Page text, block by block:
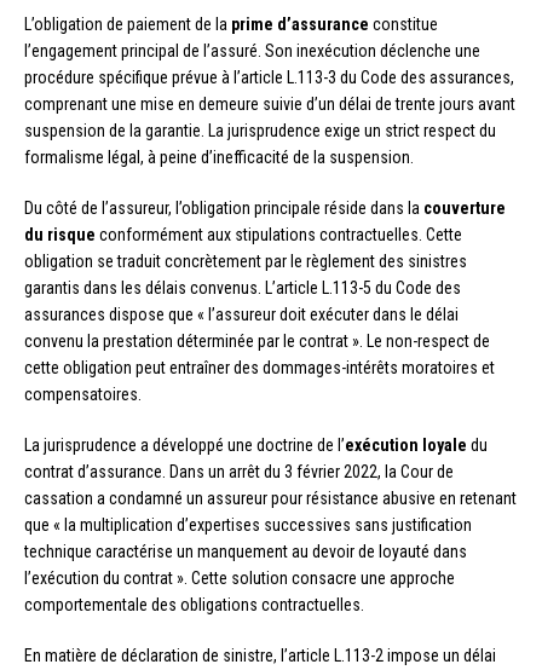
L’obligation de paiement de la prime d’assurance constitue
l’engagement principal de l’assuré. Son inexécution déclenche une
procédure spécifique prévue à l’article L.113-3 du Code des assurances,
comprenant une mise en demeure suivie d’un délai de trente jours avant
suspension de la garantie. La jurisprudence exige un strict respect du
formalisme légal, à peine d’inefficacité de la suspension.
Du côté de l’assureur, l’obligation principale réside dans la couverture
du risque conformément aux stipulations contractuelles. Cette
obligation se traduit concrètement par le règlement des sinistres
garantis dans les délais convenus. L’article L.113-5 du Code des
assurances dispose que « l’assureur doit exécuter dans le délai
convenu la prestation déterminée par le contrat ». Le non-respect de
cette obligation peut entraîner des dommages-intérêts moratoires et
compensatoires.
La jurisprudence a développé une doctrine de l’exécution loyale du
contrat d’assurance. Dans un arrêt du 3 février 2022, la Cour de
cassation a condamné un assureur pour résistance abusive en retenant
que « la multiplication d’expertises successives sans justification
technique caractérise un manquement au devoir de loyauté dans
l’exécution du contrat ». Cette solution consacre une approche
comportementale des obligations contractuelles.
En matière de déclaration de sinistre, l’article L.113-2 impose un délai